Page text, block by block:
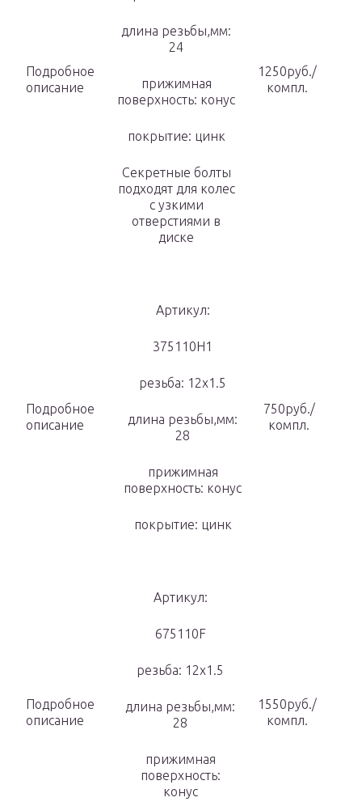
Подробное
описание
длина резьбы,мм:
24
прижимная
поверхность: конус
покрытие: цинк
Секретные болты
подходят для колес
с узкими
отверстиями в
диске
1250руб./
компл.
Подробное
описание
Артикул:
375110H1
резьба: 12х1.5
длина резьбы,мм:
28
прижимная
поверхность: конус
покрытие: цинк
750руб./
компл.
Подробное
описание
Артикул:
675110F
резьба: 12х1.5
длина резьбы,мм:
28
прижимная
поверхность:
конус
1550руб./
компл.